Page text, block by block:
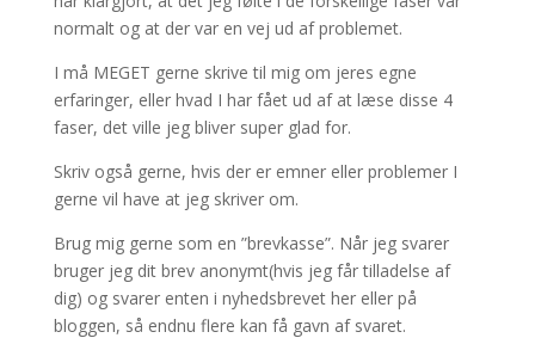
normalt og at der var en vej ud af problemet.
I må MEGET gerne skrive til mig om jeres egne
erfaringer, eller hvad I har fået ud af at læse disse 4
faser, det ville jeg bliver super glad for.
Skriv også gerne, hvis der er emner eller problemer I
gerne vil have at jeg skriver om.
Brug mig gerne som en ”brevkasse”. Når jeg svarer
bruger jeg dit brev anonymt(hvis jeg får tilladelse af
dig) og svarer enten i nyhedsbrevet her eller på
bloggen, så endnu flere kan få gavn af svaret.